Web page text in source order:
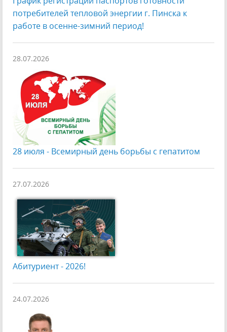
потребителей тепловой энергии г. Пинска к
работе в осенне-зимний период!
28.07.2026
28 июля - Всемирный день борьбы с гепатитом
27.07.2026
Абитуриент - 2026!
24.07.2026